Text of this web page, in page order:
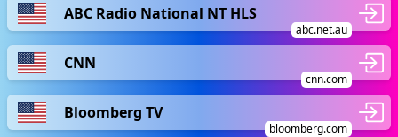
ABC Radio National NT HLS
abc.net.au
CNN
cnn.com
Bloomberg TV
bloomberg.com